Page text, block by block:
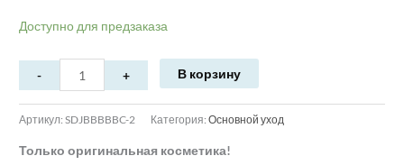
Доступно для предзаказа
В корзину
Артикул:SDJBBBBBC-2 Категория:Основной уход
Только оригинальная косметика!